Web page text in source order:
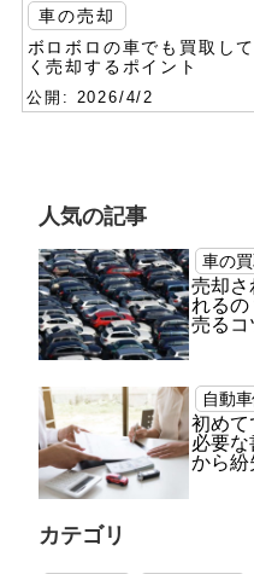
車の売却
ボロボロの車でも買取し
く売却するポイント
公開: 2026/4/2
人気の記事
車の
売却さ
れるの
売るコ
自動
初めて
必要
から紛
カテゴリ